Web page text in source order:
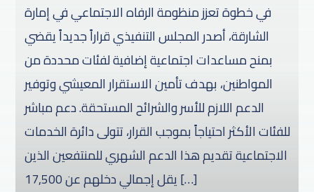
في خطوة تعزز منظومة الرفاه الاجتماعي في إمارة
الشارقة، أصدر المجلس التنفيذي قراراً جديداً يقضي
بمنح مساعدات اجتماعية إضافية لفئات محددة من
المواطنين، بهدف تأمين الاستقرار المعيشي وتوفير
الدعم اللازم للأسر والشرائح المستحقة. دعم مباشر
للفئات الأكثر احتياجاً بموجب القرار، تتولى دائرة الخدمات
الاجتماعية تقديم هذا الدعم الشهري للمنتفعين الذين
يقل إجمالي دخلهم عن 17,500 […]